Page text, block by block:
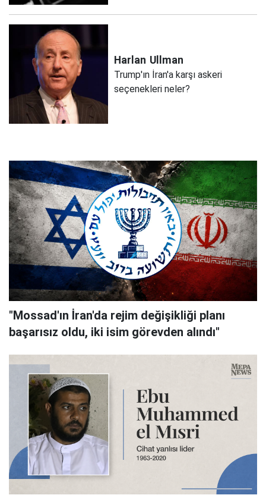
Harlan Ullman
Trump'ın İran'a karşı askeri
seçenekleri neler?
"Mossad'ın İran'da rejim değişikliği planı
başarısız oldu, iki isim görevden alındı"